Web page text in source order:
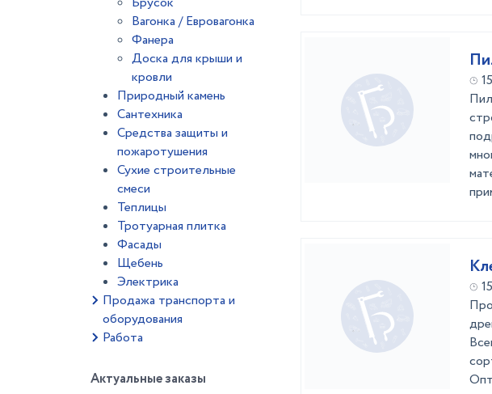
Вагонка / Евровагонка
Фанера
Доска для крыши и
кровли
Природный камень
Сантехника
Средства защиты и
пожаротушения
Сухие строительные
смеси
Теплицы
Тротуарная плитка
Фасады
Щебень
Электрика
Продажа транспорта и
оборудования
Работа
Актуальные заказы